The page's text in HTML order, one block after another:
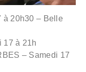
à 20h30 – Belle
17 à 21h
– Samedi 17